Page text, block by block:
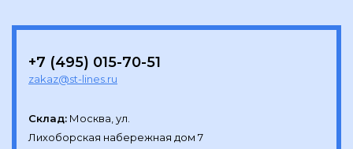
+7 (495) 015-70-51
zakaz@st-lines.ru
Склад: Москва, ул.
Лихоборская набережная дом 7